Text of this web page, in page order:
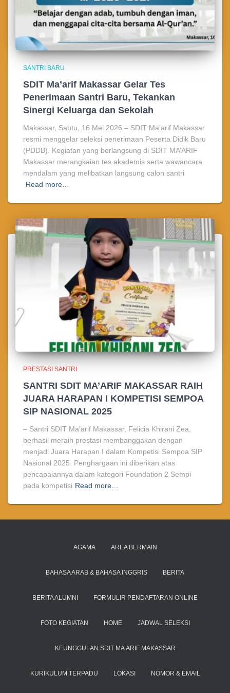
SANTRI BARU
SDIT Ma’arif Makassar Gelar Tes
Penerimaan Santri Baru, Tekankan
Sinergi Keluarga dan Sekolah
Makassar, Sabtu, 16 Mei 2026 – SDIT Ma’arif Makassar
resmi menggelar seleksi penerimaan Peserta Didik Baru
(PDDB). Kegiatan yang berlangsung di SDIT MA’ARIF
Makassar merangkaian tes akademis serta wawancara
mendalam yang melibatkan langsung calon santri
Read more…
PRESTASI SANTRI
SANTRI SDIT MA’ARIF MAKASSAR RAIH
JUARA HARAPAN I KOMPETISI SEMPOA
SIP NASIONAL 2025
– Santri SDIT Ma’arif Makassar, Felicia Khirani Zea,
berhasil meraih prestasi membanggakan dengan
menjadi Juara Harapan I dalam Kompetisi Sempoa SIP
Nasional 2025. Penghargaan ini diberikan atas
pencapaiannya dalam kategori Foundation 2 Sempi
pada kompetisi Read more…
AGAMA AREA BERMAIN
BAHASA ARAB & BAHASA INGGRIS BERITA
BERITA ALUMNI FORMULIR PENDAFTARAN ONLINE
FOTO KEGIATAN HOME JADWAL SELEKSI
KEUNGGULAN SDIT MA’ARIF MAKASSAR
KURIKULUM TERPADU LOKASI NOMOR & EMAIL